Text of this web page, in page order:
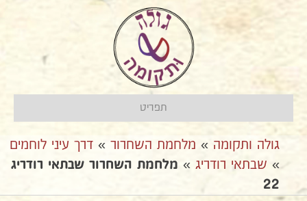
תפריט
גולה ותקומה » מלחמת השחרור » דרך עיני לוחמים
» שבתאי רודריג » מלחמת השחרור שבתאי רודריג
22